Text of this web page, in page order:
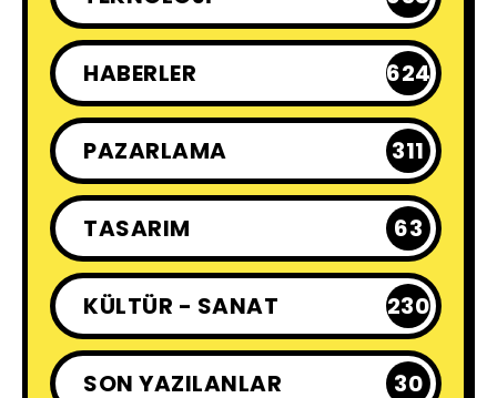
HABERLER 624
PAZARLAMA 311
TASARIM 63
KÜLTÜR - SANAT 230
SON YAZILANLAR 30